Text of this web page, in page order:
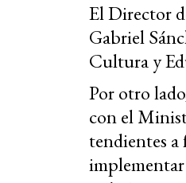
El Director
Gabriel
Cultura y
Por otro
con el
tendientes a